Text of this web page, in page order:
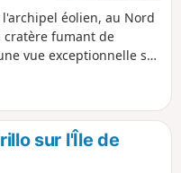
éolien, au Nord
cratère fumant de
vue exceptionnelle sur
de nouveau
(voir photo). Merci pour
sur l'Île de